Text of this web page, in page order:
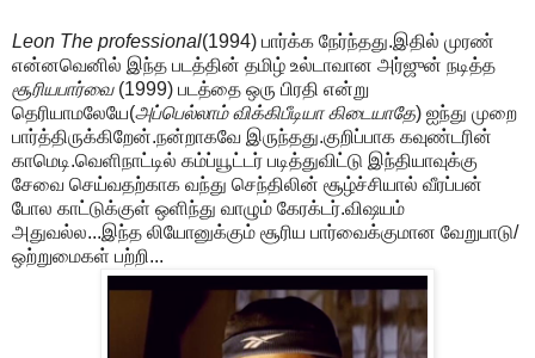
Leon The professional(1994) பார்க்க நேர்ந்தது.இதில் முரண்
என்னவெனில் இந்த படத்தின் தமிழ் உல்டாவான அர்ஜுன் நடித்த
சூரியபார்வை(1999) படத்தை ஒரு பிரதி என்று
தெரியாமலேயே(அப்பெல்லாம் விக்கிபீடியா கிடையாதே) ஐந்து முறை
பார்த்திருக்கிறேன்.நன்றாகவே இருந்தது.குறிப்பாக கவுண்டரின்
காமெடி.வெளிநாட்டில் கம்ப்யூட்டர் படித்துவிட்டு இந்தியாவுக்கு
சேவை செய்வதற்காக வந்து செந்திலின் சூழ்ச்சியால் வீரப்பன்
போல காட்டுக்குள் ஒளிந்து வாழும் கேரக்டர்.விஷயம்
அதுவல்ல...இந்த லியோனுக்கும் சூரிய பார்வைக்குமான வேறுபாடு/
ஒற்றுமைகள் பற்றி...